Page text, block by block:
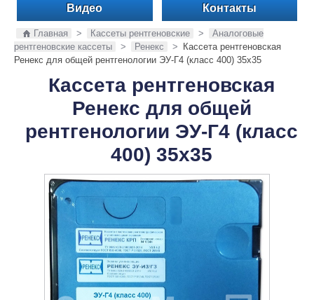
Видео Контакты
Главная > Кассеты рентгеновские >
Аналоговые
рентгеновские кассеты
> Ренекс > Кассета рентгеновская
Ренекс для общей рентгенологии ЭУ-Г4 (класс 400) 35х35
Кассета рентгеновская
Ренекс для общей
рентгенологии ЭУ-Г4 (класс
400) 35х35